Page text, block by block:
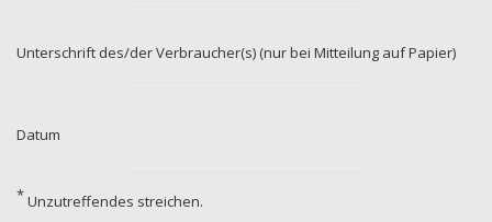
Unterschrift des/der Verbraucher(s) (nur bei Mitteilung auf Papier)
Datum
*Unzutreffendes streichen.